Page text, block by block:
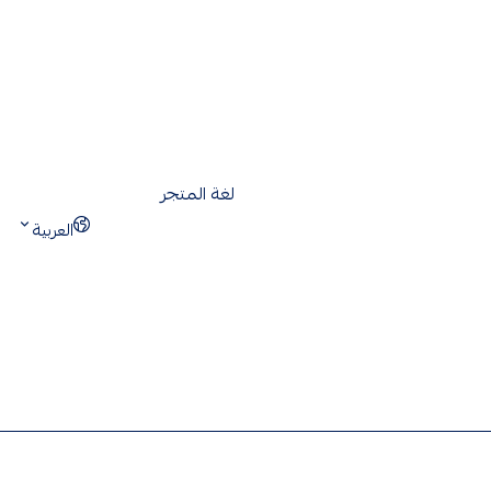
لغة المتجر
العربية